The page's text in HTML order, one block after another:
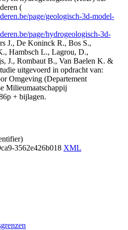
(
page/geologisch-3d-model-
page/hydrogeologisch-3d-
J., De Koninck R., Bos S.,
Hambsch L., Lagrou, D.,
J., Rombaut B., Van Baelen K. &
uitgevoerd in opdracht van:
Omgeving (Departement
Milieumaatschappij
+ bijlagen.
3562e426b018 XML